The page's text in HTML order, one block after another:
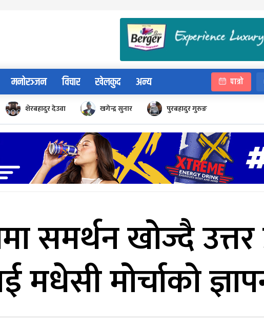
मनोरञ्जन विचार खेलकुद अन्य पात्रो
शेरबहादुर देउवा खगेन्द्र सुनार पुरबहादुर गुरुङ
समर्थन खोज्दै
मधेसी मोर्चाको